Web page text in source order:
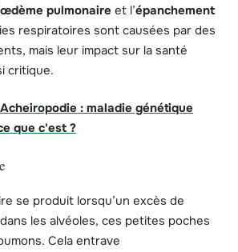
œdème pulmonaire et l’épanchement
respiratoires sont causées par des
mais leur impact sur la santé
critique.
Acheiropodie : maladie génétique
que c'est ?
se produit lorsqu’un excès de
les alvéoles, ces petites poches
Cela entrave